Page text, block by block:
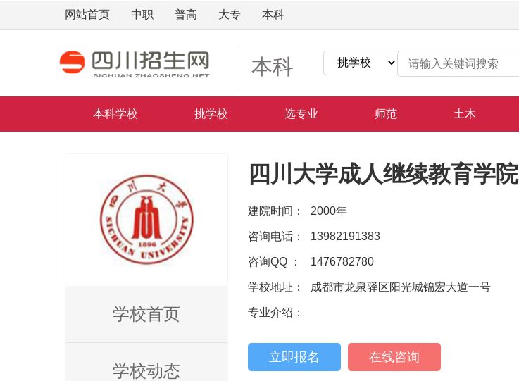
网站首页 中职 普高 大专 本科
本科
本科学校 挑学校 选专业 师范 土木
学校首页
学校动态
四川大学成人继续教育学院
建院时间： 2000年
咨询电话： 13982191383
咨询QQ ： 1476782780
学校地址： 成都市龙泉驿区阳光城锦宏大道一号
专业介绍：
立即报名 在线咨询